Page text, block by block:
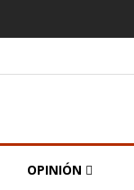
OPINIÓN